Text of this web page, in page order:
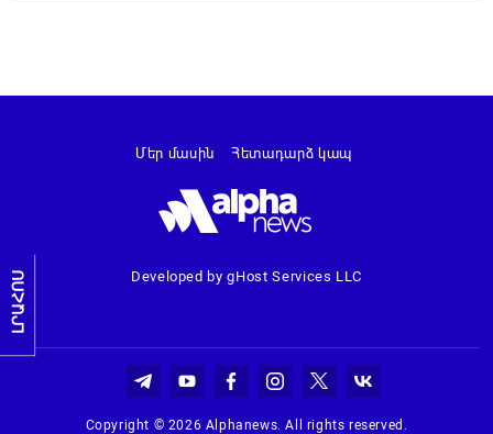
ԼՐԱՀՈՍ Developed by gHost Services LLC
Մեր մասին Հետադարձ կապ
Copyright © 2026 Alphanews. All rights reserved.